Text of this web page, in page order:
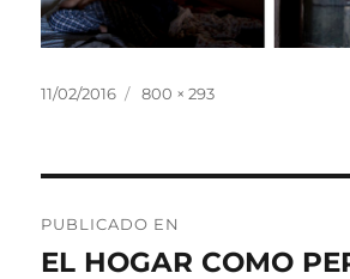
Publicado
11/02/2016
Tamaño
800 × 293
de
PUBLICADO EN
EL HOGAR COMO